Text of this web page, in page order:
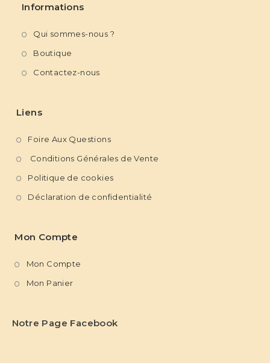
Informations
Qui sommes-nous ?
Boutique
Contactez-nous
Liens
Foire Aux Questions
Conditions Générales de Vente
Politique de cookies
Déclaration de confidentialité
Mon Compte
Mon Compte
Mon Panier
Notre Page Facebook